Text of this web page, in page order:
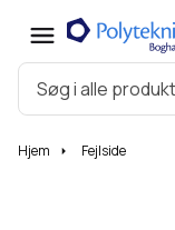
Hjem Fejlside